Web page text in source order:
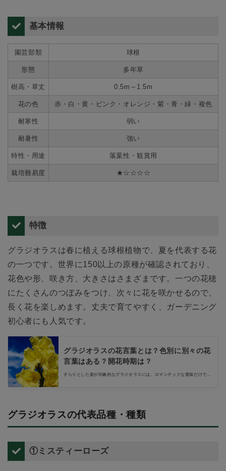
基本情報
園芸部類 球根
形態 多年草
樹高・草丈 0.5m～1.5m
花の色 赤・白・黄・ピンク・オレンジ・紫・青・緑・複色
耐寒性 弱い
耐暑性 強い
特性・用途 落葉性・観賞用
栽培難易度 ★☆☆☆☆
特徴
グラジオラスは春に植える球根植物で、夏を代表する花
の一つです。世界に150以上の原種が確認されており、
花色や形、咲き方、大きさはさまざまです。一つの花穂
にたくさんのつぼみをつけ、次々に花を咲かせるので、
長く花を楽しめます。丈夫で育てやすく、ガーデニング
初心者にも人気です。
グラジオラスの花言葉とは？色別に別々の花
言葉はある？開花時期は？
すらりとした姿が印象的なグラジオラスには、ロマンチックな意味だけでな
グラジオラスの代表品種・種類
①ミスティーローズ